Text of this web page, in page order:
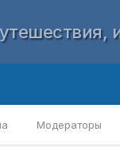
Модераторы